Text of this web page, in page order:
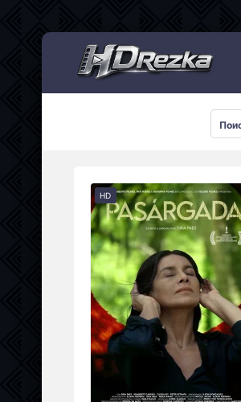
HD
Мультсериалы